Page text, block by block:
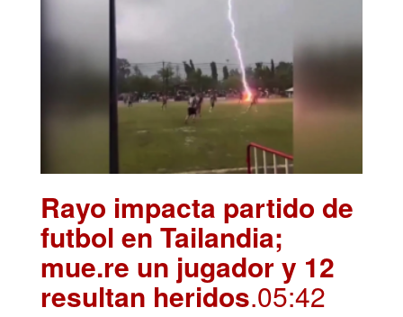
Rayo impacta partido de
futbol en Tailandia;
mue.re un jugador y 12
resultan heridos.05:42